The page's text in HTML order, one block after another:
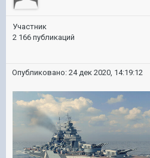
Участник
2 166 публикаций
Опубликовано: 24 дек 2020, 14:19:12